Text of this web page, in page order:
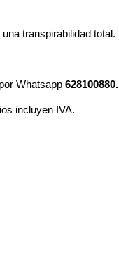
transpirabilidad total.
Whatsapp 628100880.
incluyen IVA.